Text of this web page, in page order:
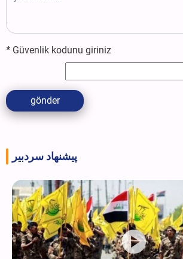
* Güvenlik kodunu giriniz
gönder
پیشنهاد سردبیر